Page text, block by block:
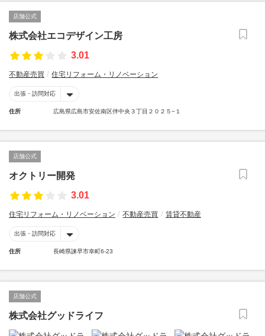
店舗公式
株式会社エコデザイン工房
3.01
不動産売買 住宅リフォーム・リノベーション
出張・訪問対応
住所 広島県広島市安佐南区伴中央３丁目２０２５−１
店舗公式
オクトリー開発
3.01
住宅リフォーム・リノベーション 不動産売買 賃貸不動産
出張・訪問対応
住所 長崎県諫早市幸町6‐23
店舗公式
株式会社グッドライフ